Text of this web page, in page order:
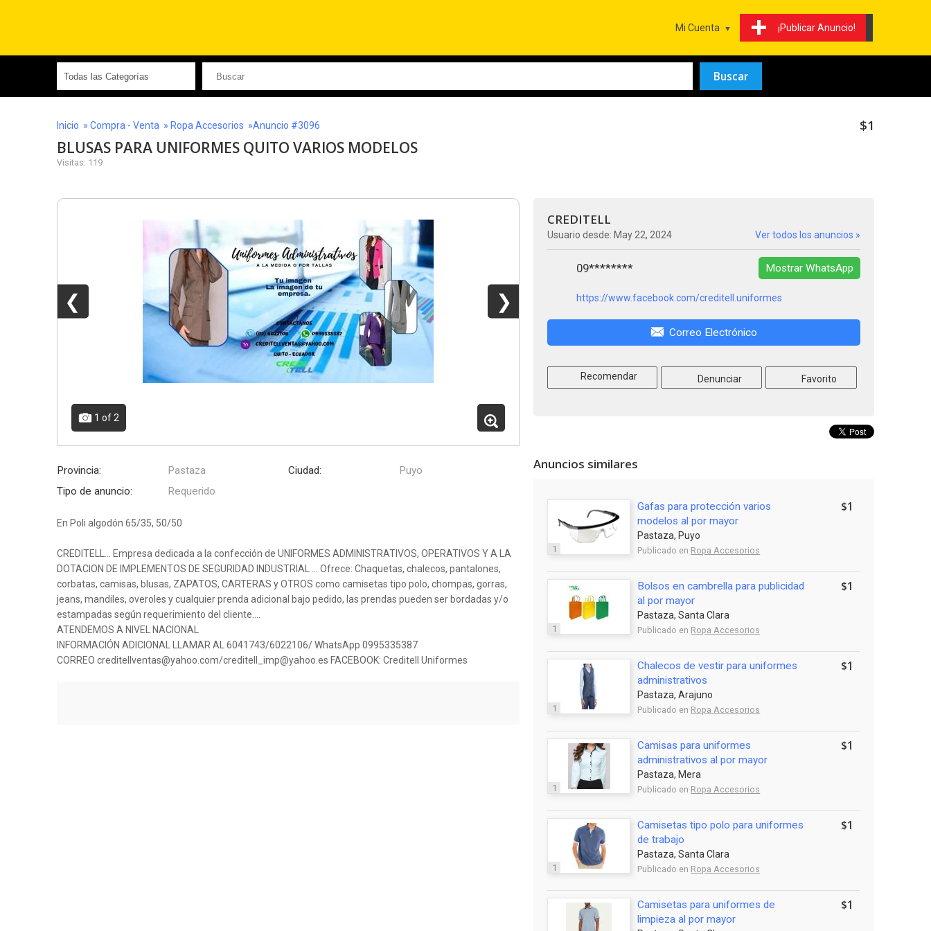
¡Publicar Anuncio!
Mi Cuenta
Inicio » Compra - Venta » Ropa Accesorios »Anuncio #3096 $1
BLUSAS PARA UNIFORMES QUITO VARIOS MODELOS
Visitas: 119
❮ ❯
1 of 2
Provincia: Pastaza Ciudad:
Puyo
Tipo de anuncio:
Requerido
En Poli algodón 65/35, 50/50
CREDITELL… Empresa dedicada a la confección de UNIFORMES ADMINISTRATIVOS, OPERATIVOS Y A LA
DOTACION DE IMPLEMENTOS DE SEGURIDAD INDUSTRIAL … Ofrece: Chaquetas, chalecos, pantalones,
corbatas, camisas, blusas, ZAPATOS, CARTERAS y OTROS como camisetas tipo polo, chompas, gorras,
jeans, mandiles, overoles y cualquier prenda adicional bajo pedido, las prendas pueden ser bordadas y/o
estampadas según requerimiento del cliente….
ATENDEMOS A NIVEL NACIONAL
INFORMACIÓN ADICIONAL LLAMAR AL 6041743/6022106/ WhatsApp 0995335387
CORREO creditellventas@yahoo.com/creditell_imp@yahoo.es FACEBOOK: Creditell Uniformes
CREDITELL
Usuario desde: May 22, 2024 Ver todos los anuncios »
09******** Mostrar WhatsApp
https://www.facebook.com/creditell.uniformes
Correo Electrónico
Recomendar Denunciar Favorito
Anuncios similares
1
Gafas para protección varios
modelos al por mayor
Pastaza, Puyo
Publicado en Ropa Accesorios
$1
1
Bolsos en cambrella para publicidad
al por mayor
Pastaza, Santa Clara
Publicado en Ropa Accesorios
$1
1
Chalecos de vestir para uniformes
administrativos
Pastaza, Arajuno
Publicado en Ropa Accesorios
$1
1
Camisas para uniformes
administrativos al por mayor
Pastaza, Mera
Publicado en Ropa Accesorios
$1
1
Camisetas tipo polo para uniformes
de trabajo
Pastaza, Santa Clara
Publicado en Ropa Accesorios
$1
Camisetas para uniformes de
limpieza al por mayor
$1